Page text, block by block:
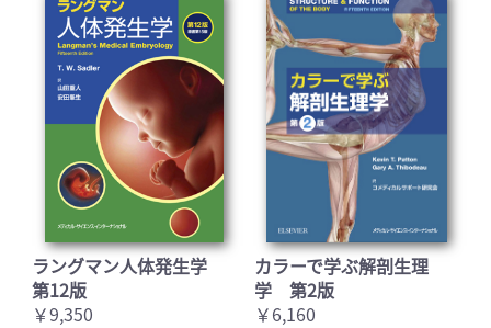
ラングマン人体発生学
第12版
￥9,350
カラーで学ぶ解剖生理
学 第2版
￥6,160